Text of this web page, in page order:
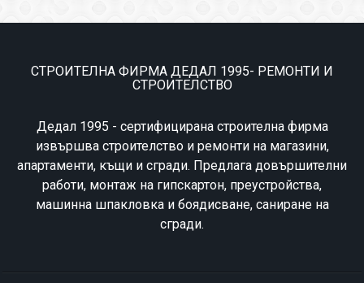
СТРОИТЕЛНА ФИРМА ДЕДАЛ 1995- РЕМОНТИ И
СТРОИТЕЛСТВО
Дедал 1995 - сертифицирана строителна фирма
извършва строителство и ремонти на магазини,
апартаменти, къщи и сгради. Предлага довършителни
работи, монтаж на гипскартон, преустройства,
машинна шпакловка и боядисване, саниране на
сгради.